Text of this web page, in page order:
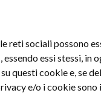
reti sociali possono
essi stessi, in
questi cookie e, se
e/o i cookie sono